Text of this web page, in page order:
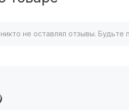
не оставлял отзывы. Будьте